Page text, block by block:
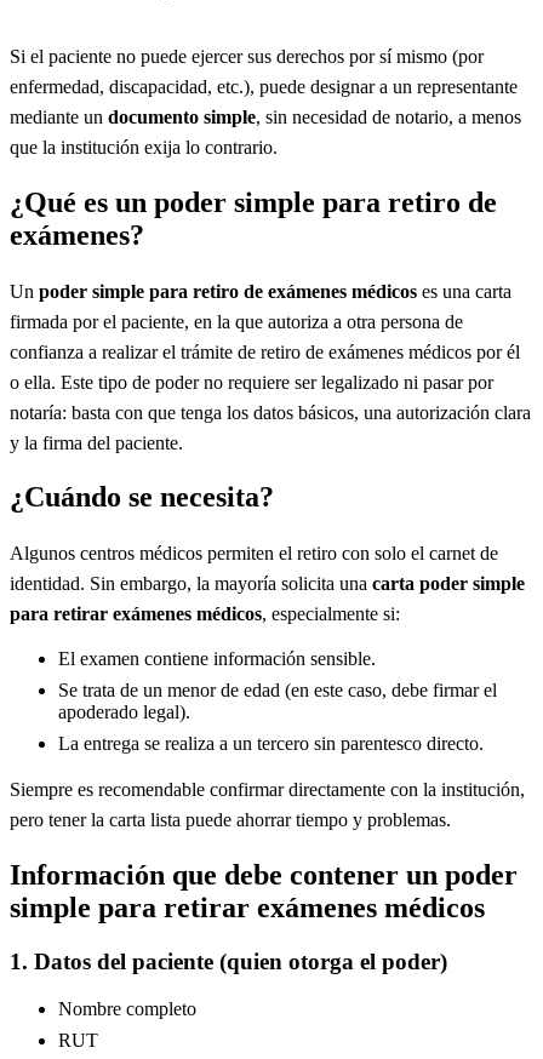
Si el paciente no puede ejercer sus derechos por sí mismo (por
enfermedad, discapacidad, etc.), puede designar a un representante
mediante un documento simple, sin necesidad de notario, a menos
que la institución exija lo contrario.
¿Qué es un poder simple para retiro de
exámenes?
Un poder simple para retiro de exámenes médicos es una carta
firmada por el paciente, en la que autoriza a otra persona de
confianza a realizar el trámite de retiro de exámenes médicos por él
o ella. Este tipo de poder no requiere ser legalizado ni pasar por
notaría: basta con que tenga los datos básicos, una autorización clara
y la firma del paciente.
¿Cuándo se necesita?
Algunos centros médicos permiten el retiro con solo el carnet de
identidad. Sin embargo, la mayoría solicita una carta poder simple
para retirar exámenes médicos, especialmente si:
El examen contiene información sensible.
Se trata de un menor de edad (en este caso, debe firmar el
apoderado legal).
La entrega se realiza a un tercero sin parentesco directo.
Siempre es recomendable confirmar directamente con la institución,
pero tener la carta lista puede ahorrar tiempo y problemas.
Información que debe contener un poder
simple para retirar exámenes médicos
1. Datos del paciente (quien otorga el poder)
Nombre completo
RUT